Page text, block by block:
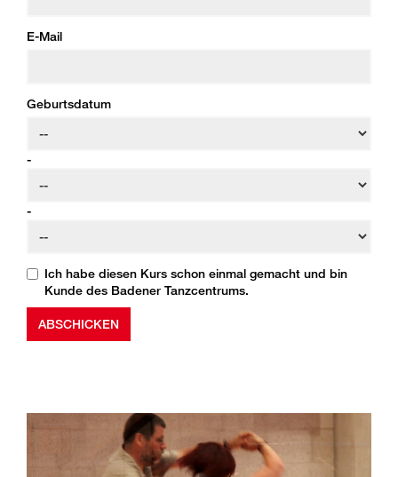
E-Mail
Geburtsdatum
-
-
Ich habe diesen Kurs schon einmal gemacht und bin
Kunde des Badener Tanzcentrums.
Bitte nicht ausfüllen
ABSCHICKEN